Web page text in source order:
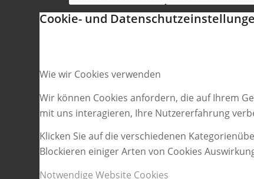
Cookie- und
Wie wir Cookies verwenden
Wir können Cookies anfordern, die auf Ihrem
mit uns interagieren, Ihre Nutzererfahrung
Klicken Sie auf die verschiedenen
Blockieren einiger Arten von Cookies
Notwendige Website Cookies